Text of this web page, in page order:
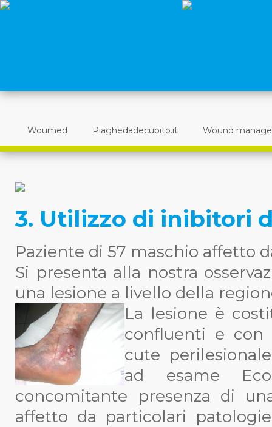
Woumed Piaghedadecubito.it Wound
3. Utilizzo di inibitori
Paziente di 57 maschio affetto
Si presenta alla nostra
una lesione a livello della
La lesione è
confluenti e con
cute
ad esame
concomitante presenza di
affetto da particolari